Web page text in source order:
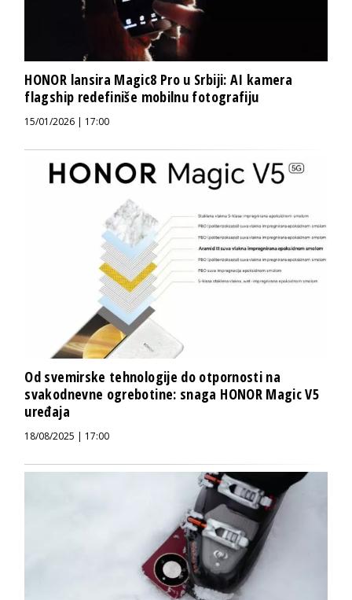
HONOR lansira Magic8 Pro u Srbiji: AI kamera
flagship redefiniše mobilnu fotografiju
15/01/2026 | 17:00
Od svemirske tehnologije do otpornosti na
svakodnevne ogrebotine: snaga HONOR Magic V5
uređaja
18/08/2025 | 17:00